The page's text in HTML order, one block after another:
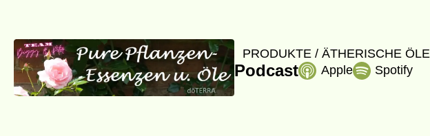
PRODUKTE / ÄTHERISCHE ÖLE
Podcast Apple Spotify